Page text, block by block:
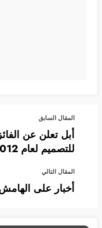
المقال السابق
أبل تعلن عن
للتصميم لعام 2012
المقال التالي
أخبار على الهامش :